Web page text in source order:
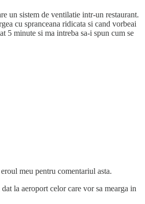
un sistem de ventilatie intr-un restaurant.
cu spranceana ridicata si cand vorbeai
5 minute si ma intreba sa-i spun cum se
meu pentru comentariul asta.
la aeroport celor care vor sa mearga in